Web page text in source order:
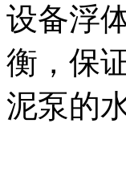
设备浮
衡，保
泥泵的